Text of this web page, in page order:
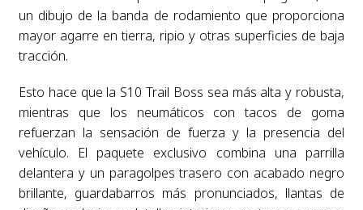
un dibujo de la banda de rodamiento que proporciona
mayor agarre en tierra, ripio y otras superficies de baja
tracción.
Esto hace que la S10 Trail Boss sea más alta y robusta,
mientras que los neumáticos con tacos de goma
refuerzan la sensación de fuerza y la presencia del
vehículo. El paquete exclusivo combina una parrilla
delantera y un paragolpes trasero con acabado negro
brillante, guardabarros más pronunciados, llantas de